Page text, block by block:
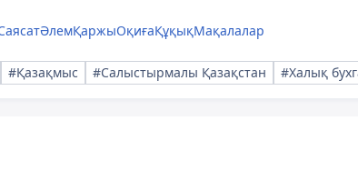
ӘлемҚаржыОқиғаҚұқықМақалалар
#Қазақмыс #Салыстырмалы Қазақстан #Халық